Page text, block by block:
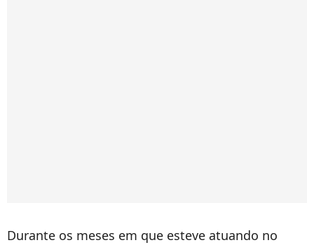
Durante os meses em que esteve atuando no